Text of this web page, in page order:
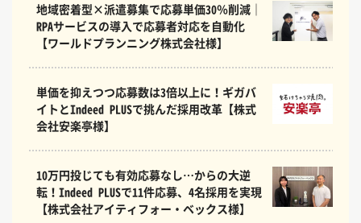
地域密着型×派遣募集で応募単価30％削減｜
RPAサービスの導入で応募者対応を自動化
【ワールドプランニング株式会社様】
単価を抑えつつ応募数は3倍以上に！ギガバ
イトとIndeed PLUSで挑んだ採用改革【株式
会社安楽亭様】
10万円投じても有効応募なし…からの大逆
転！Indeed PLUSで11件応募、4名採用を実現
【株式会社アイティフォー・ベックス様】